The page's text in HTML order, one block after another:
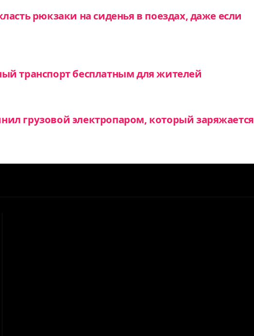
рюкзаки на сиденья в поездах, даже если
транспорт бесплатным для жителей
грузовой электропаром, который заряжается